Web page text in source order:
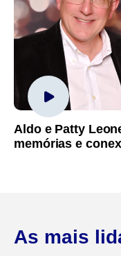
Aldo e Patty
memórias e
As mais